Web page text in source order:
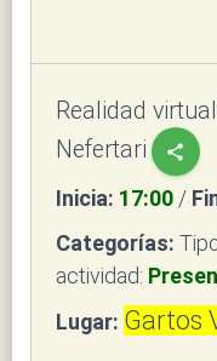
Realidad
Nefertari
share
Inicia: 17:00 /
Categorías:
actividad:
Lugar: Gartos